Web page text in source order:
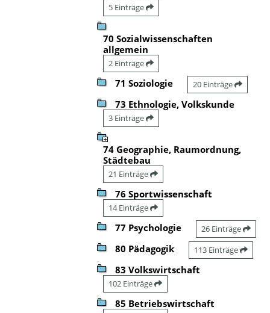
5 Einträge
70 Sozialwissenschaften
allgemein
2 Einträge
71 Soziologie 20 Einträge
73 Ethnologie, Volkskunde
3 Einträge
74 Geographie, Raumordnung,
Städtebau
21 Einträge
76 Sportwissenschaft
14 Einträge
77 Psychologie 26 Einträge
80 Pädagogik 113 Einträge
83 Volkswirtschaft
102 Einträge
85 Betriebswirtschaft